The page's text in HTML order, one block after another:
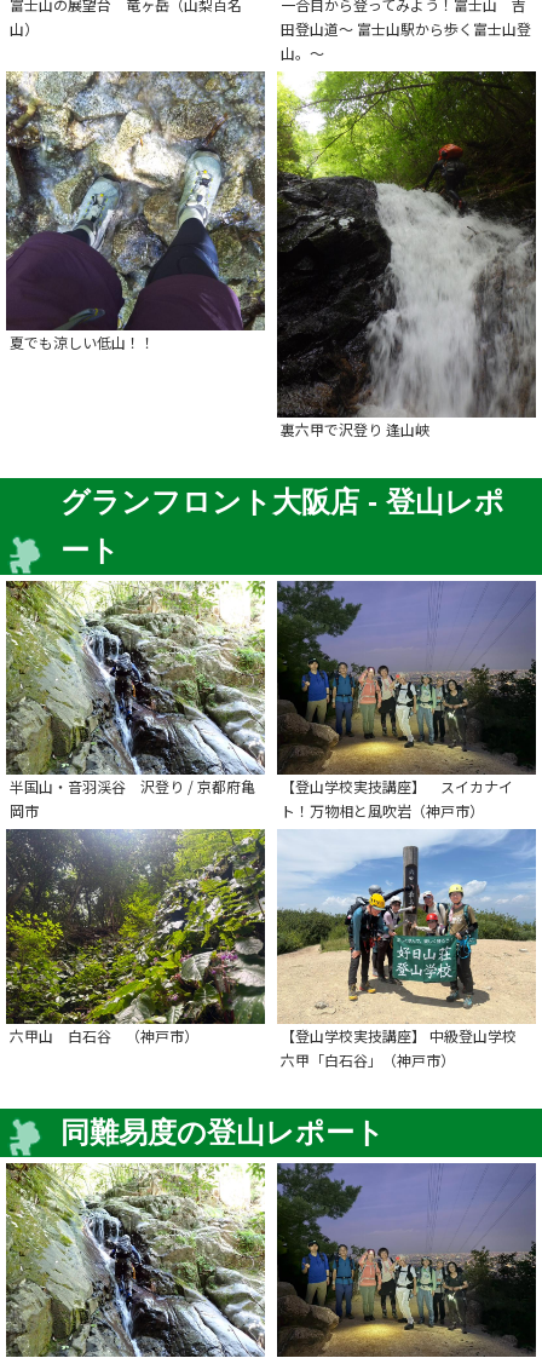
富士山の展望台 竜ヶ岳（山梨百名
山）
一合目から登ってみよう！富士山 吉
田登山道～ 富士山駅から歩く富士山登
山。～
夏でも涼しい低山！！
裏六甲で沢登り 逢山峡
グランフロント大阪店 - 登山レポ
ート
半国山・音羽渓谷 沢登り / 京都府亀
岡市
【登山学校実技講座】 スイカナイ
ト！万物相と風吹岩（神戸市）
六甲山 白石谷 （神戸市）
【登山学校実技講座】 中級登山学校
六甲「白石谷」（神戸市）
同難易度の登山レポート